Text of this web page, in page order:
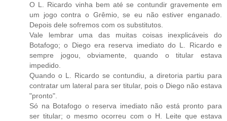
O L. Ricardo vinha bem até se contundir gravemente em
um jogo contra o Grêmio, se eu não estiver enganado.
Depois dele sofremos com os substitutos.
Vale lembrar uma das muitas coisas inexplicáveis do
Botafogo; o Diego era reserva imediato do L. Ricardo e
sempre jogou, obviamente, quando o titular estava
impedido.
Quando o L. Ricardo se contundiu, a diretoria partiu para
contratar um lateral para ser titular, pois o Diego não estava
"pronto".
Só na Botafogo o reserva imediato não está pronto para
ser titular; o mesmo ocorreu com o H. Leite que estava